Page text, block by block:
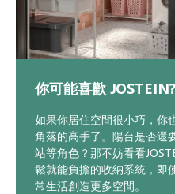
你可能喜歡 JOSTEIN?
如果你居住空間很小巧，你
角落的高手了。陽台是否還
站等角色？那不妨看看
鬆就能負擔的收納系統，即
常生活創造更多空間。